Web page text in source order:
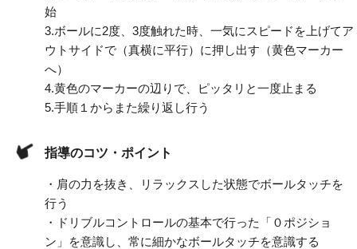
始
3.ボールに2度、3度触れた時、一気にスピードを上げてア
ウトサイドで（真横に平行）に押し出す（黄色マーカー
へ）
4.黄色のマーカーの辺りで、ピッタリと一度止まる
5.手順１からまた繰り返し行う
指導のコツ・ポイント
・肩の力を抜き、リラックスした状態でボールタッチを
行う
・ドリブルコントロールの基本で行った「０ポジショ
ン」を意識し、常に細かなボールタッチを意識する